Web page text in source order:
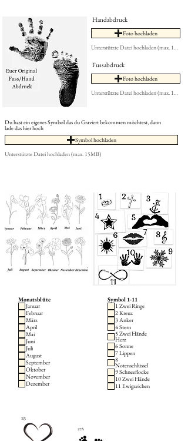
Handabdruck
Foto hochladen
Unterstützte Datei hochladen (max. 15MB)
Fussabdruck
Foto hochladen
Unterstützte Datei hochladen (max. 15MB)
Du hast ein eigenes Symbol das du Graviert bekommen möchtest, dann
lade das hier hoch
Symbol hochladen
Unterstützte Datei hochladen (max. 15MB)
Monatsblüte
Januar
Februar
März
April
Mai
Juni
Juli
August
September
Oktober
November
Dezember
Symbol 1-11
1 Zwei Ringe
2 Kreuz
3 Anker
4 Stern
5 Zwei Hände
Herz
6 Sonne
7 Lippen
8
Notenschlüssel
9 Schneeflocke
10 Zwei Hände
11 Ewigzeichen